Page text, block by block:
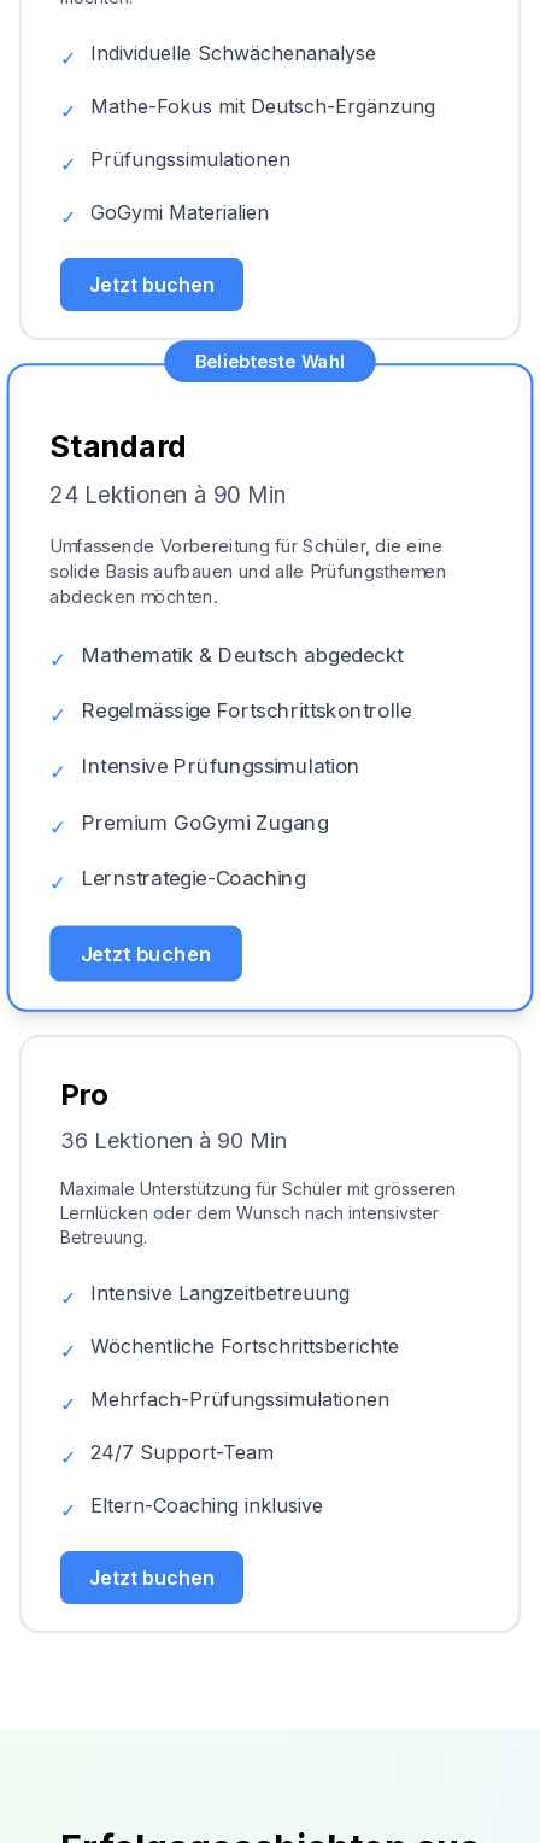
✓ Individuelle Schwächenanalyse
✓ Mathe-Fokus mit Deutsch-Ergänzung
✓ Prüfungssimulationen
✓ GoGymi Materialien
Jetzt buchen
Beliebteste Wahl
Standard
24 Lektionen à 90 Min
Umfassende Vorbereitung für Schüler, die eine
solide Basis aufbauen und alle Prüfungsthemen
abdecken möchten.
✓ Mathematik & Deutsch abgedeckt
✓ Regelmässige Fortschrittskontrolle
✓ Intensive Prüfungssimulation
✓ Premium GoGymi Zugang
✓ Lernstrategie-Coaching
Jetzt buchen
Pro
36 Lektionen à 90 Min
Maximale Unterstützung für Schüler mit grösseren
Lernlücken oder dem Wunsch nach intensivster
Betreuung.
✓ Intensive Langzeitbetreuung
✓ Wöchentliche Fortschrittsberichte
✓ Mehrfach-Prüfungssimulationen
✓ 24/7 Support-Team
✓ Eltern-Coaching inklusive
Jetzt buchen